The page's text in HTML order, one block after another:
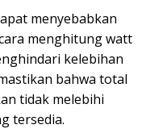
menyebabkan
menghitung watt
kelebihan
bahwa total
tidak melebihi
tersedia.